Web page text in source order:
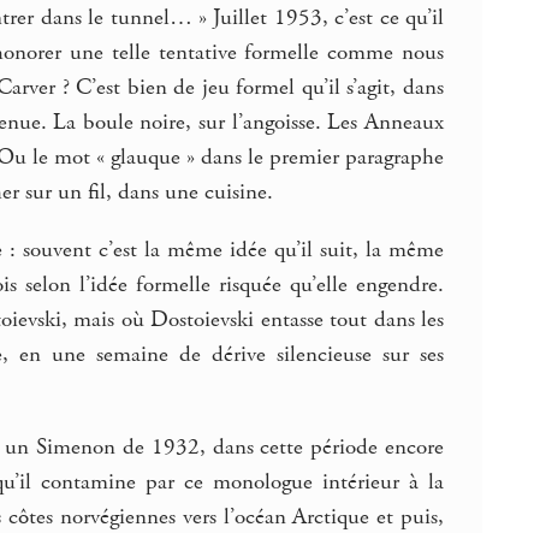
dans le tunnel… » Juillet 1953, c’est ce qu’il
une telle tentative formelle comme nous
? C’est bien de jeu formel qu’il s’agit, dans
La boule noire, sur l’angoisse. Les Anneaux
le mot « glauque » dans le premier paragraphe
sur un fil, dans une cuisine.
c’est la même idée qu’il suit, la même
l’idée formelle risquée qu’elle engendre.
mais où Dostoievski entasse tout dans les
une semaine de dérive silencieuse sur ses
Simenon de 1932, dans cette période encore
contamine par ce monologue intérieur à la
norvégiennes vers l’océan Arctique et puis,